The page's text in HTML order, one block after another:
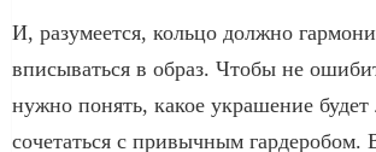
И, разумеется, кольцо должно
вписываться в образ. Чтобы не
нужно понять, какое украшение будет
сочетаться с привычным гардеробом.